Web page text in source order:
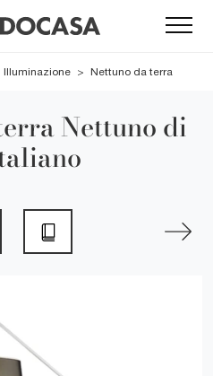
Illuminazione > Nettuno da terra
Nettuno di